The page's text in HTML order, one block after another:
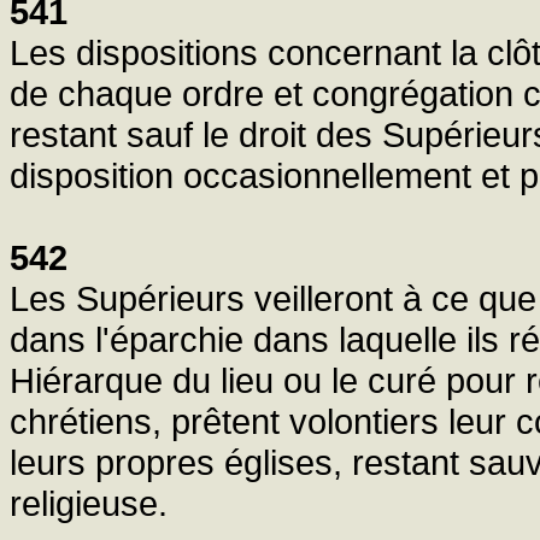
541
Les dispositions concernant la
de chaque ordre et congrégation
restant sauf le droit des
disposition occasionnellement et
542
Les Supérieurs veilleront à ce
dans l'éparchie dans laquelle ils
Hiérarque du lieu ou le curé pour
chrétiens, prêtent volontiers leur
leurs propres églises, restant
religieuse.